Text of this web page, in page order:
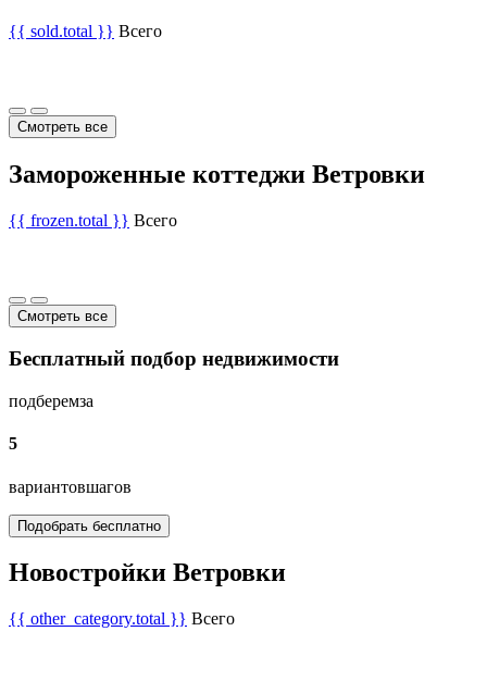
{{ sold.total }} Всего
Смотреть все
Замороженные коттеджи Ветровки
{{ frozen.total }} Всего
Смотреть все
Бесплатный подбор недвижимости
подберемза
5
вариантовшагов
Подобрать бесплатно
Новостройки Ветровки
{{ other_category.total }} Всего